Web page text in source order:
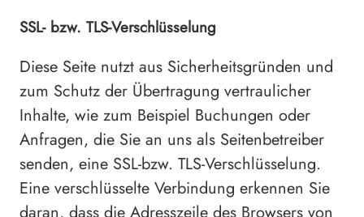
SSL- bzw. TLS-Verschlüsselung
Diese Seite nutzt aus Sicherheitsgründen und
zum Schutz der Übertragung vertraulicher
Inhalte, wie zum Beispiel Buchungen oder
Anfragen, die Sie an uns als Seitenbetreiber
senden, eine SSL-bzw. TLS-Verschlüsselung.
Eine verschlüsselte Verbindung erkennen Sie